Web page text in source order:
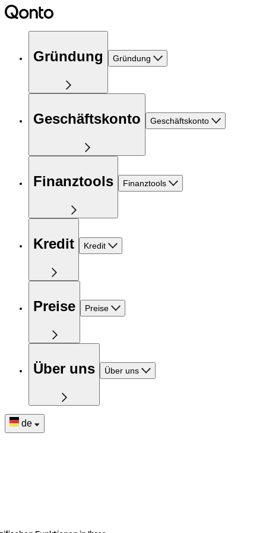
Gründung Gründung
Geschäftskonto Geschäftskonto
Finanztools Finanztools
Kredit Kredit
Preise Preise
Über uns Über uns
de